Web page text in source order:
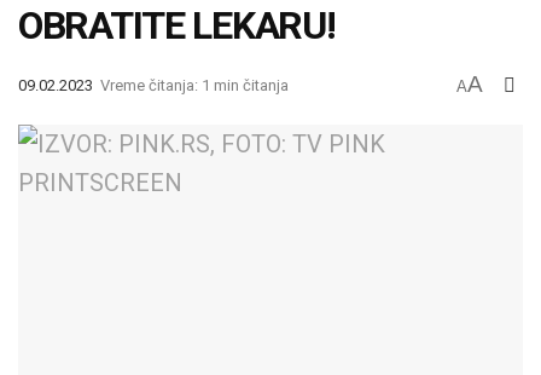
OBRATITE LEKARU!
09.02.2023 Vreme čitanja: 1 min čitanja AA